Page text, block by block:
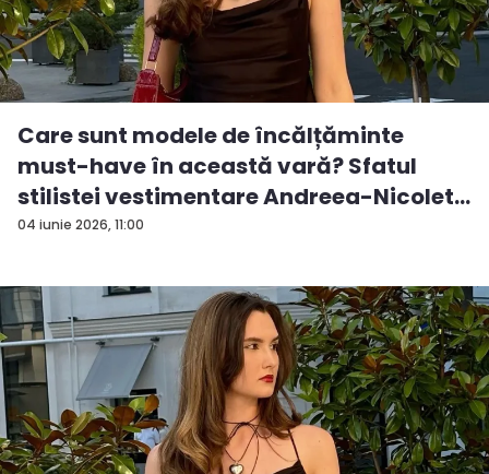
04 iunie 2026, 11:00
Care sunt modele de încălțăminte
must-have în această vară? Sfatul
stilistei vestimentare Andreea-Nicolet...